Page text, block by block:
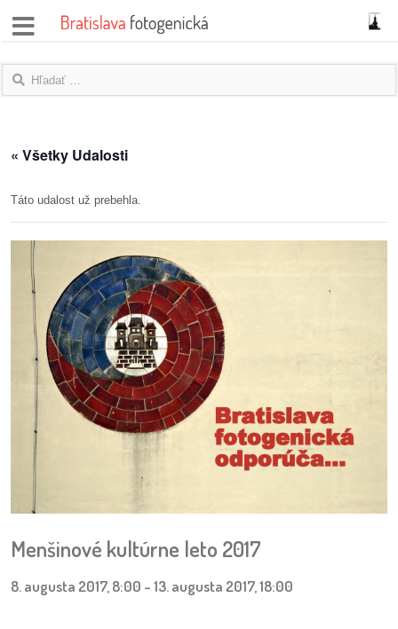
správy
názory
blogy
fotky
protesty
granty
kalendár
zákony
mestské
« Všetky Udalosti
Táto udalost už prebehla.
Menšinové kultúrne leto 2017
8. augusta 2017, 8:00 -13. augusta 2017, 18:00